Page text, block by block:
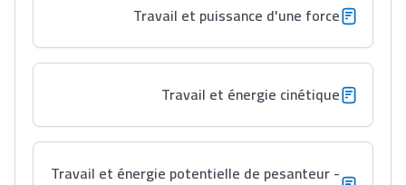
Travail et puissance d'une force
Travail et énergie cinétique
Travail et énergie potentielle de pesanteur -